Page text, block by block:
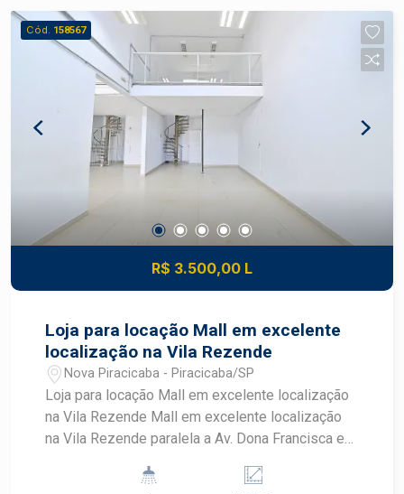
Cód. 158567
R$ 3.500,00 L
Loja para locação Mall em excelente
localização na Vila Rezende
Nova Piracicaba - Piracicaba/SP
Loja para locação Mall em excelente localização
na Vila Rezende Mall em excelente localização
na Vila Rezende paralela a Av. Dona Francisca e
aproximadamente 66 m2 com mezanino e